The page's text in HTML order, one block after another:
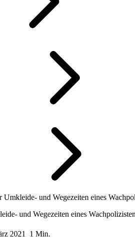
und Wegezeiten eines
und Wegezeiten eines Wachpolizisten
2021 1 Min.